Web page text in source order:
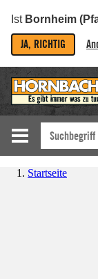
Ist Bornheim
JA, RICHTIG
Startseite